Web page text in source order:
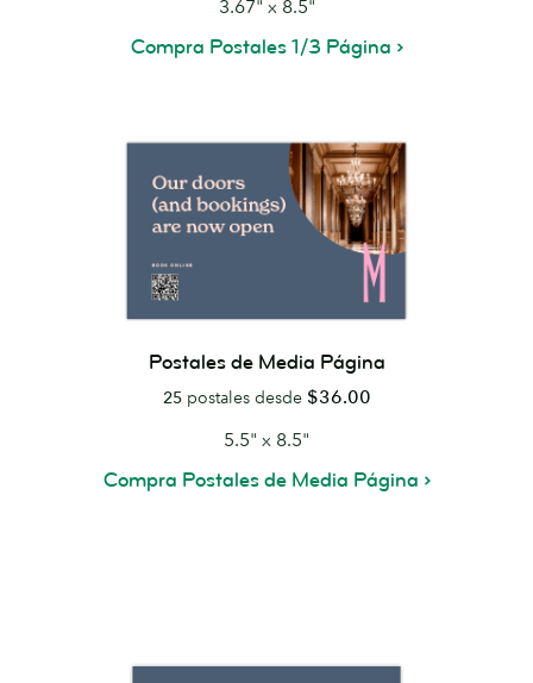
3.67" x 8.5"
Compra Postales 1/3 Página
Postales de Media Página
25postales desde $36.00
5.5" x 8.5"
Compra Postales de Media Página